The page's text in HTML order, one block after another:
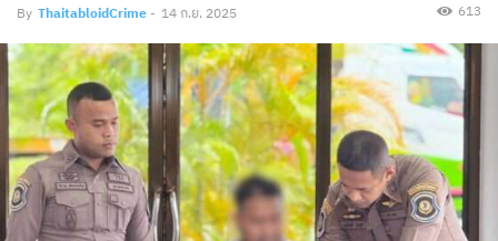
By ThaitabloidCrime - 14 ก.ย. 2025 613